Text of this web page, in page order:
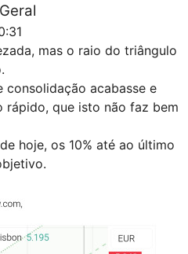
mas o raio do triângulo
acabasse e
rápido, que isto não faz bem
hoje, os 10% até ao último